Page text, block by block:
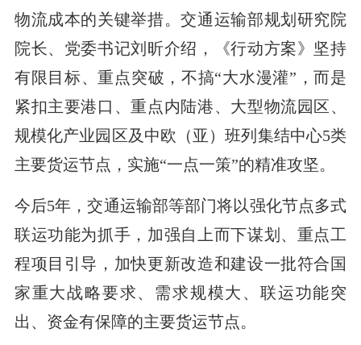
物流成本的关键举措。交通运输部规划研究院
院长、党委书记刘昕介绍，《行动方案》坚持
有限目标、重点突破，不搞“大水漫灌”，而是
紧扣主要港口、重点内陆港、大型物流园区、
规模化产业园区及中欧（亚）班列集结中心5类
主要货运节点，实施“一点一策”的精准攻坚。
今后5年，交通运输部等部门将以强化节点多式
联运功能为抓手，加强自上而下谋划、重点工
程项目引导，加快更新改造和建设一批符合国
家重大战略要求、需求规模大、联运功能突
出、资金有保障的主要货运节点。